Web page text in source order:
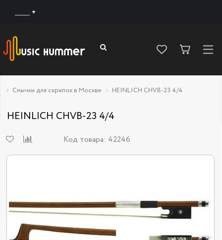
Смычки для скрипок в Москве HEINLICH CHVB-23 4/4
HEINLICH CHVB-23 4/4
Код товара: 42246